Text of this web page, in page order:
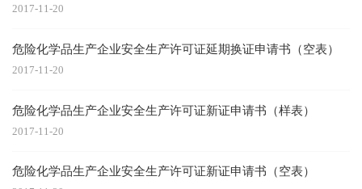
2017-11-20
危险化学品生产企业安全生产许可证延期换证申请书（空表）
2017-11-20
危险化学品生产企业安全生产许可证新证申请书（样表）
2017-11-20
危险化学品生产企业安全生产许可证新证申请书（空表）